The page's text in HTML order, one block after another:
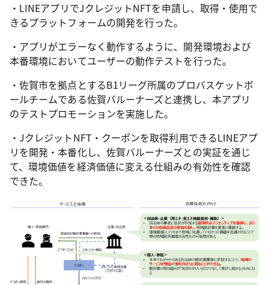
・LINEアプリでJクレジットNFTを申請し、取得・使用で
きるプラットフォームの開発を行った。
・アプリがエラーなく動作するように、開発環境および
本番環境においてユーザーの動作テストを行った。
・佐賀市を拠点とするB1リーグ所属のプロバスケットボ
ールチームである佐賀バルーナーズと連携し、本アプリ
のテストプロモーションを実施した。
・JクレジットNFT・クーポンを取得利用できるLINEアプ
リを開発・本番化し、佐賀バルーナーズとの実証を通じ
て、環境価値を経済価値に変える仕組みの有効性を確認
できた。